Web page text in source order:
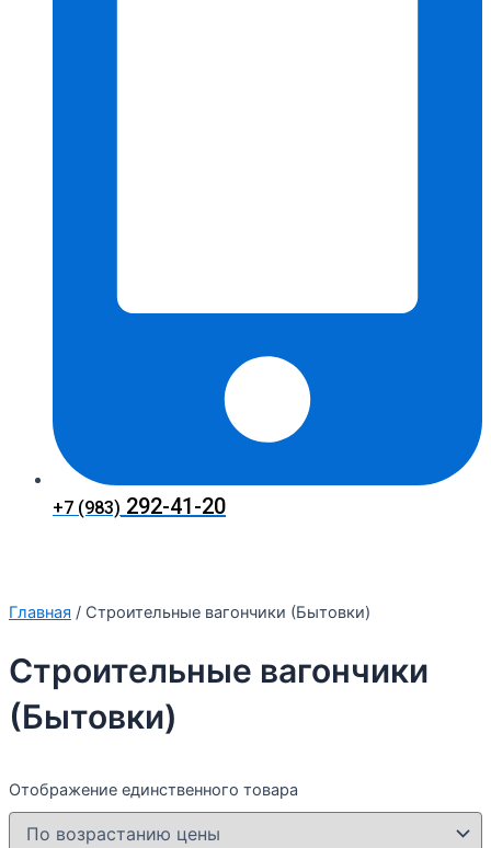
+7 (983) 292-41-20
Главная / Строительные вагончики (Бытовки)
Строительные вагончики
(Бытовки)
Отображение единственного товара